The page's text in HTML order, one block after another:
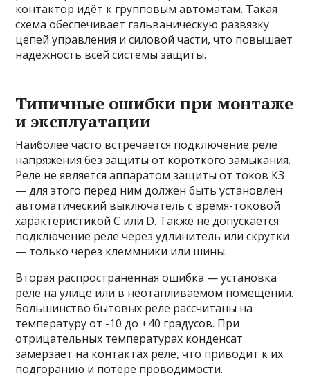
контактор идёт к групповым автоматам. Такая
схема обеспечивает гальваническую развязку
цепей управления и силовой части, что повышает
надёжность всей системы защиты.
Типичные ошибки при монтаже
и эксплуатации
Наиболее часто встречается подключение реле
напряжения без защиты от короткого замыкания.
Реле не является аппаратом защиты от токов КЗ
— для этого перед ним должен быть установлен
автоматический выключатель с время-токовой
характеристикой C или D. Также не допускается
подключение реле через удлинитель или скрутки
— только через клеммники или шины.
Вторая распространённая ошибка — установка
реле на улице или в неотапливаемом помещении.
Большинство бытовых реле рассчитаны на
температуру от -10 до +40 градусов. При
отрицательных температурах конденсат
замерзает на контактах реле, что приводит к их
подгоранию и потере проводимости.